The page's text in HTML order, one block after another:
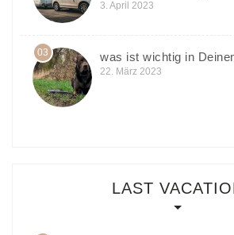
3. April 2023
03 was ist wichtig in
22. März 2023
LAST